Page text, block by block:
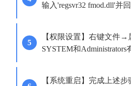
输入'regsvr32 fmod.dll'并
【权限设置】右键文件
SYSTEM和
【系统重启】完成上述